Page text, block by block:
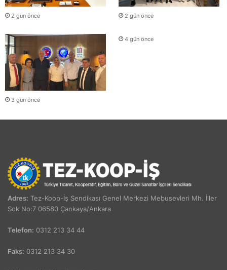
2 gün önce 2 gün önce
3 gün önce
4 gün önce
Adres: Tez-Koop-İş Sendikası Genel Merkezi Mebusevleri Mh. İller
Sok No:7 06580 Çankaya/Ankara
Telefon: 0312 213 34 44
Faks: 0312 213 34 30